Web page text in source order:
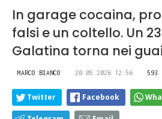
In garage cocaina,
falsi e un coltello. Un
Galatina torna nei guai
MARCO BIANCO 20.05.2026 12:56 593
Twitter Facebook